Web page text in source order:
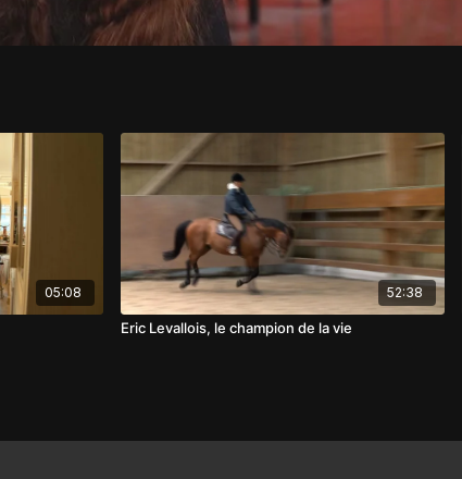
05:08 52:38
Eric Levallois, le champion de la vie